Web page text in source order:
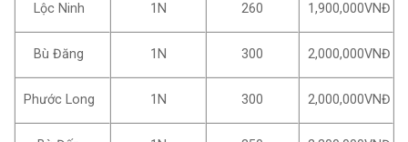
Lộc Ninh 1N 260 1,900,000VNĐ
Bù Đăng 1N 300 2,000,000VNĐ
Phước Long 1N 300 2,000,000VNĐ